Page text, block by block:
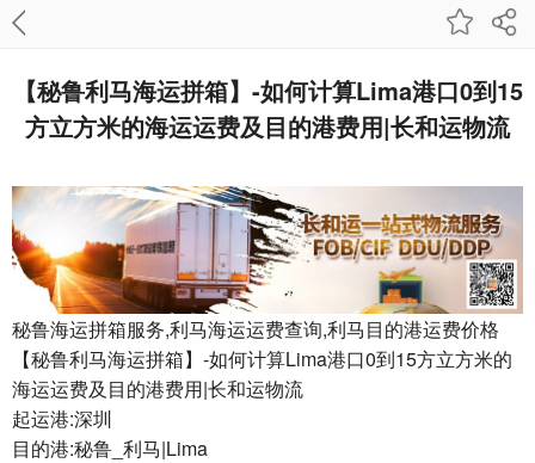
【秘鲁利马海运拼箱】-如何计算Lima港口0到15
方立方米的海运运费及目的港费用|长和运物流
秘鲁海运拼箱服务,利马海运运费查询,利马目的港运费价格
【秘鲁利马海运拼箱】-如何计算Lima港口0到15方立方米的
海运运费及目的港费用|长和运物流
起运港:深圳
目的港:秘鲁_利马|Lima